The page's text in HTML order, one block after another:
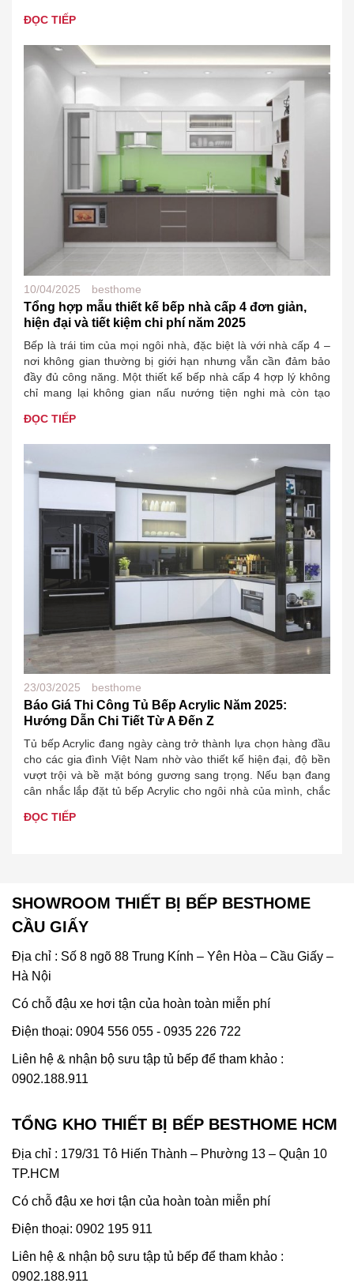
quy mô lên đến 877ha, bao…
ĐỌC TIẾP
10/04/2025 besthome
Tổng hợp mẫu thiết kế bếp nhà cấp 4 đơn giản,
hiện đại và tiết kiệm chi phí năm 2025
Bếp là trái tim của mọi ngôi nhà, đặc biệt là với nhà cấp 4 –
nơi không gian thường bị giới hạn nhưng vẫn cần đảm bảo
đầy đủ công năng. Một thiết kế bếp nhà cấp 4 hợp lý không
chỉ mang lại không gian nấu nướng tiện nghi mà còn tạo
ĐỌC TIẾP
23/03/2025 besthome
Báo Giá Thi Công Tủ Bếp Acrylic Năm 2025:
Hướng Dẫn Chi Tiết Từ A Đến Z
Tủ bếp Acrylic đang ngày càng trở thành lựa chọn hàng đầu
cho các gia đình Việt Nam nhờ vào thiết kế hiện đại, độ bền
vượt trội và bề mặt bóng gương sang trọng. Nếu bạn đang
cân nhắc lắp đặt tủ bếp Acrylic cho ngôi nhà của mình, chắc
chắn câu hỏi “Báo…
ĐỌC TIẾP
SHOWROOM THIẾT BỊ BẾP BESTHOME
CẦU GIẤY
Địa chỉ : Số 8 ngõ 88 Trung Kính – Yên Hòa – Cầu Giấy –
Hà Nội
Có chỗ đậu xe hơi tận của hoàn toàn miễn phí
Điện thoại: 0904 556 055 - 0935 226 722
Liên hệ & nhận bộ sưu tập tủ bếp để tham khảo :
0902.188.911
TỔNG KHO THIẾT BỊ BẾP BESTHOME HCM
Địa chỉ : 179/31 Tô Hiến Thành – Phường 13 – Quận 10
TP.HCM
Có chỗ đậu xe hơi tận của hoàn toàn miễn phí
Điện thoại: 0902 195 911
Liên hệ & nhận bộ sưu tập tủ bếp để tham khảo :
0902.188.911